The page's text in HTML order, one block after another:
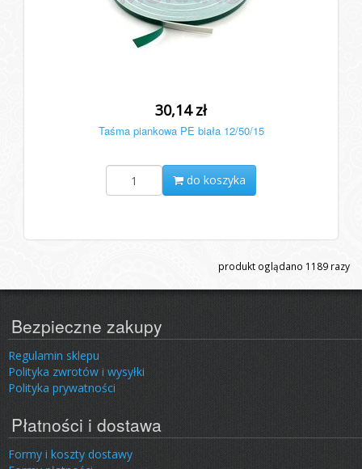
30,14 zł
Taśma piankowa PE biała 12/50/15
do koszyka
produkt oglądano 1189 razy
Bezpieczne zakupy
Regulamin sklepu
Polityka zwrotów i wysyłki
Polityka prywatności
Płatności i dostawa
Formy i koszty dostawy